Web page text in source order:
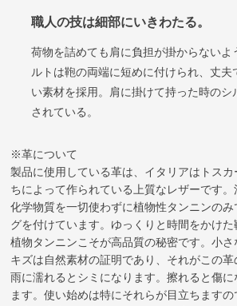
職人の技は細部にいきわたる。
荷物を詰めても肩に負担が掛からないよ
ルトは鞄の両端に短めに付けられ、丈夫
い素材を採用。肩に掛けて持った時のシ
されている。
※革について
製品に使用している革は、イタリアはトス
ちによって作られている上質なレザーです
化学物質を一切使わずに植物性タンニンの
グを付けています。ゆっくりと時間をかけ
植物タンニンこそが高品質の秘密です。小
キズは自然素材の証明であり、それがこの革
雨に濡れるとシミになります。擦れると傷に
ます。使い始めは特にそれらが目立ちます